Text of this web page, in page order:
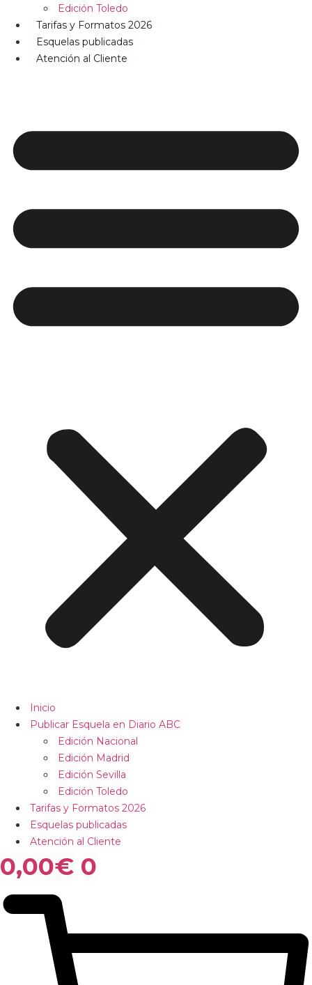
Edición Toledo
Tarifas y Formatos 2026
Esquelas publicadas
Atención al Cliente
Inicio
Publicar Esquela en Diario ABC
Edición Nacional
Edición Madrid
Edición Sevilla
Edición Toledo
Tarifas y Formatos 2026
Esquelas publicadas
Atención al Cliente
0,00€ 0